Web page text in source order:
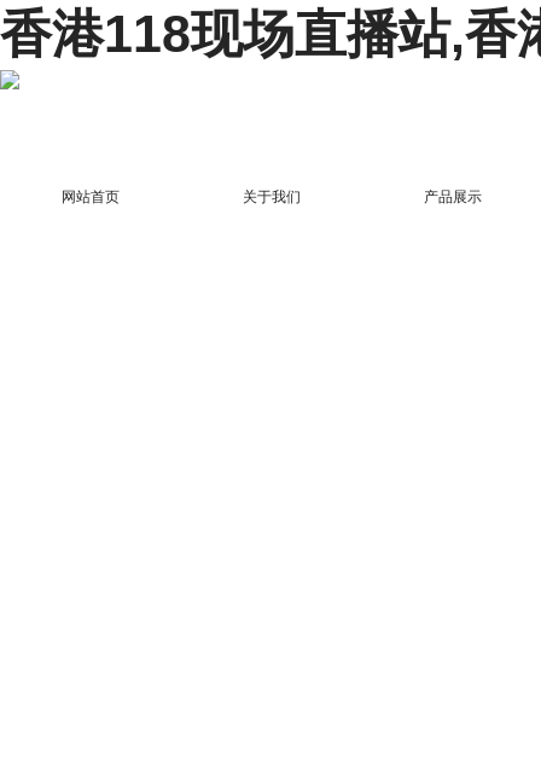
香港118现场直播站,香
网站首页 关于我们 产品展示